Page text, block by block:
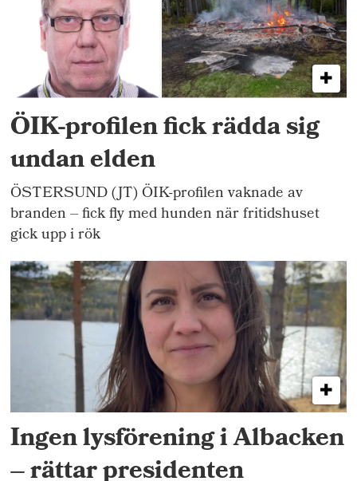
ÖIK-profilen fick rädda sig
undan elden
ÖSTERSUND (JT) ÖIK-profilen vaknade av
branden – fick fly med hunden när fritidshuset
gick upp i rök
Ingen lysförening i Albacken